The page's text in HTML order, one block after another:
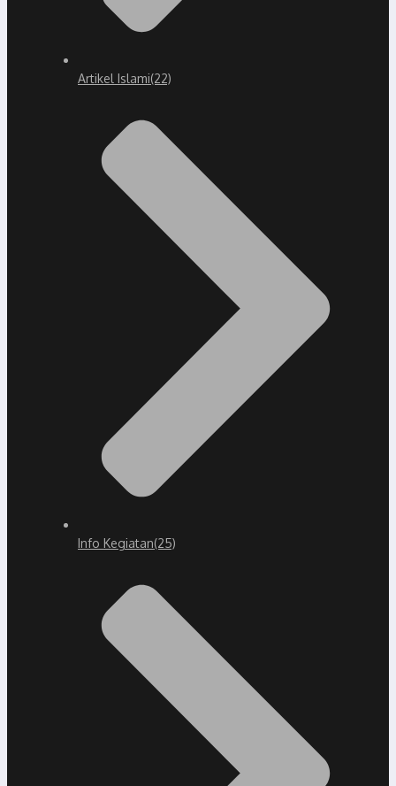
Artikel Islami(22)
Info Kegiatan(25)